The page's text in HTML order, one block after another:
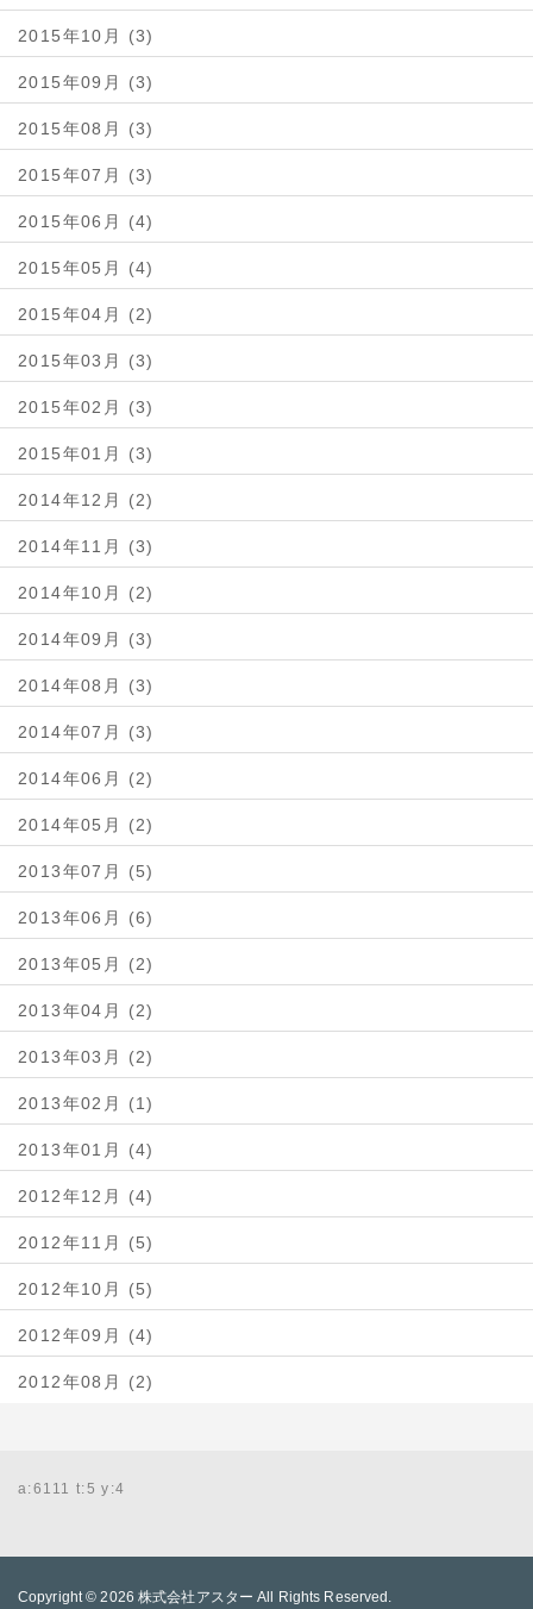
2015年10月 (3)
2015年09月 (3)
2015年08月 (3)
2015年07月 (3)
2015年06月 (4)
2015年05月 (4)
2015年04月 (2)
2015年03月 (3)
2015年02月 (3)
2015年01月 (3)
2014年12月 (2)
2014年11月 (3)
2014年10月 (2)
2014年09月 (3)
2014年08月 (3)
2014年07月 (3)
2014年06月 (2)
2014年05月 (2)
2013年07月 (5)
2013年06月 (6)
2013年05月 (2)
2013年04月 (2)
2013年03月 (2)
2013年02月 (1)
2013年01月 (4)
2012年12月 (4)
2012年11月 (5)
2012年10月 (5)
2012年09月 (4)
2012年08月 (2)
a:6111 t:5 y:4
Copyright © 2026株式会社アスター All Rights Reserved.